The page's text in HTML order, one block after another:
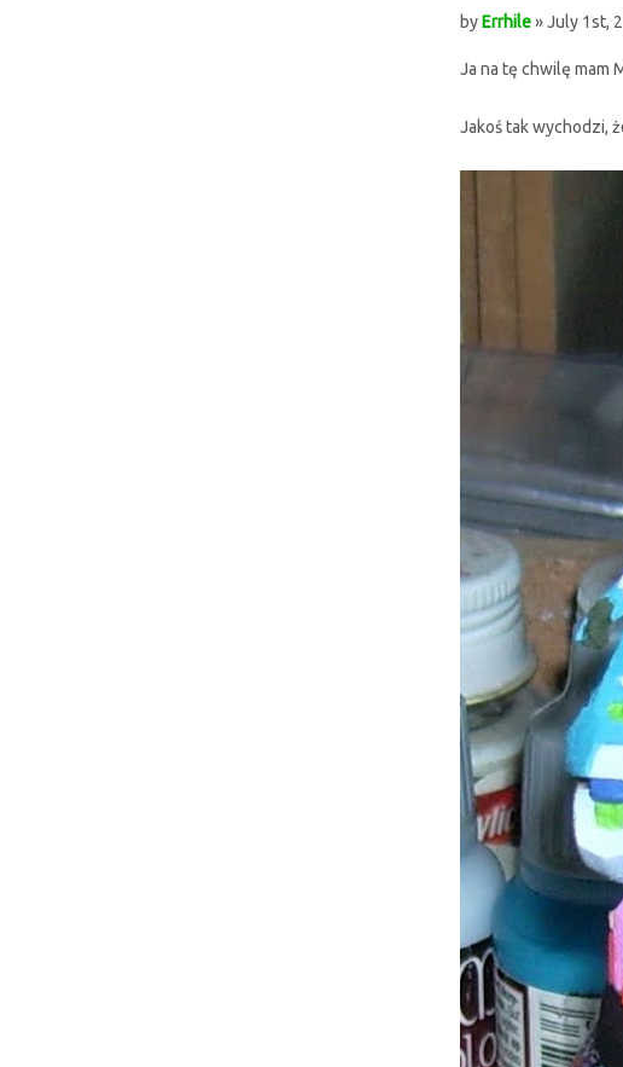
byErrhile» July 1st,
Ja na tę chwilę mam
Jakoś tak wychodzi,